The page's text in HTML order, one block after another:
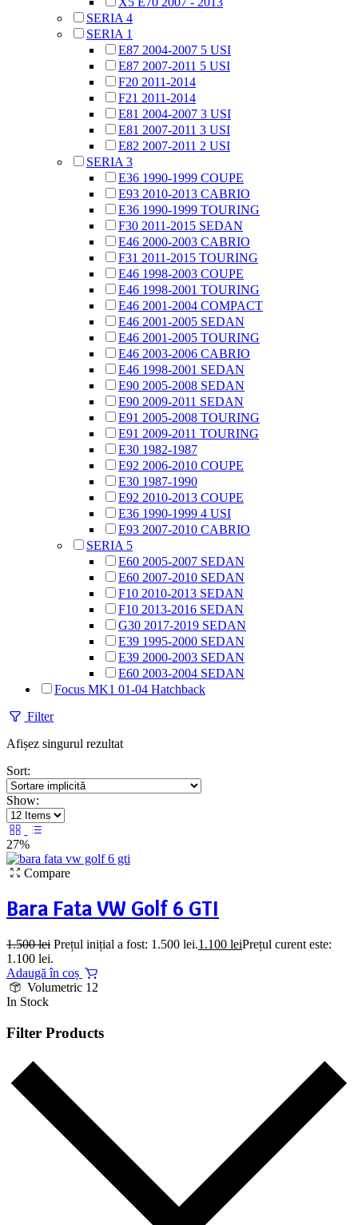
SERIA 4
SERIA 1
E87 2004-2007 5 USI
E87 2007-2011 5 USI
F20 2011-2014
F21 2011-2014
E81 2004-2007 3 USI
E81 2007-2011 3 USI
E82 2007-2011 2 USI
SERIA 3
E36 1990-1999 COUPE
E93 2010-2013 CABRIO
E36 1990-1999 TOURING
F30 2011-2015 SEDAN
E46 2000-2003 CABRIO
F31 2011-2015 TOURING
E46 1998-2003 COUPE
E46 1998-2001 TOURING
E46 2001-2004 COMPACT
E46 2001-2005 SEDAN
E46 2001-2005 TOURING
E46 2003-2006 CABRIO
E46 1998-2001 SEDAN
E90 2005-2008 SEDAN
E90 2009-2011 SEDAN
E91 2005-2008 TOURING
E91 2009-2011 TOURING
E30 1982-1987
E92 2006-2010 COUPE
E30 1987-1990
E92 2010-2013 COUPE
E36 1990-1999 4 USI
E93 2007-2010 CABRIO
SERIA 5
E60 2005-2007 SEDAN
E60 2007-2010 SEDAN
F10 2010-2013 SEDAN
F10 2013-2016 SEDAN
G30 2017-2019 SEDAN
E39 1995-2000 SEDAN
E39 2000-2003 SEDAN
E60 2003-2004 SEDAN
Focus MK1 01-04 Hatchback
Filter
Afișez singurul rezultat
Sort:
Show:
27%
Compare
Bara Fata VW Golf 6 GTI
1.500lei Prețul inițial a fost: 1.500 lei.1.100 leiPrețul curent este:
1.100 lei.
Adaugă în coș
Volumetric 12
In Stock
Filter Products